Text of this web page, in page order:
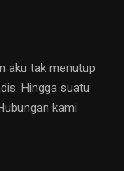
aku tak menutup
Hingga suatu
kami